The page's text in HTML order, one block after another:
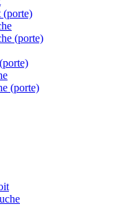
(porte)
(porte)
(porte)